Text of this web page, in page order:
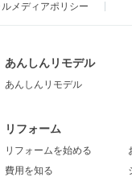
メディアポリシー
あんしんリモデル
あんしんリモデル
リフォーム
リフォームを始める
費用を知る